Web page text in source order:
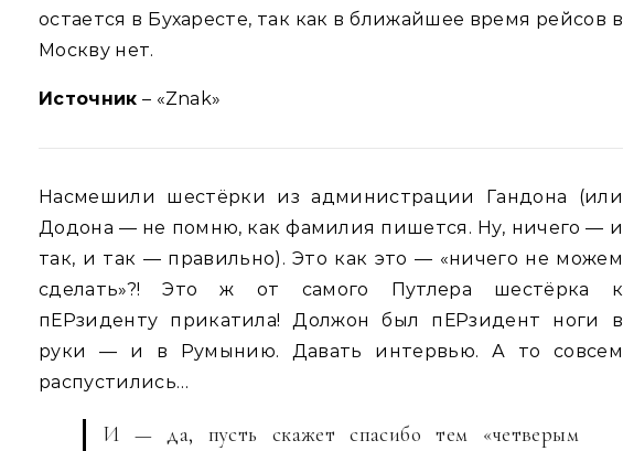
остается в Бухаресте, так как в ближайшее время рейсов в
Москву нет.
Источник – «Znak»
Насмешили шестёрки из администрации Гандона (или
Додона — не помню, как фамилия пишется. Ну, ничего — и
так, и так — правильно). Это как это — «ничего не можем
сделать»?! Это ж от самого Путлера шестёрка к
пЕРзиденту прикатила! Должон был пЕРзидент ноги в
руки — и в Румынию. Давать интервью. А то совсем
распустились…
И — да, пусть скажет спасибо тем «четверым